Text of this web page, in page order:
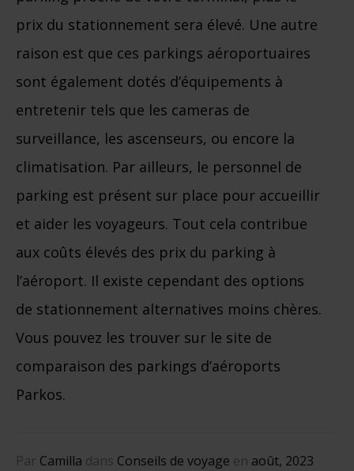
prix du stationnement sera élevé. Une autre
raison est que ces parkings aéroportuaires
sont également dotés d’équipements à
entretenir tels que les cameras de
surveillance, les ascenseurs, ou encore la
climatisation. Par ailleurs, le personnel de
parking est présent sur place pour accueillir
et aider les voyageurs. Tout cela contribue
aux coûts élevés des prix du parking à
l’aéroport. Il existe cependant des options
de stationnement alternatives moins chères.
Vous pouvez les trouver sur le site de
comparaison des parkings d’aéroports
Parkos.
Par Camilla dans Conseils de voyage en août, 2023